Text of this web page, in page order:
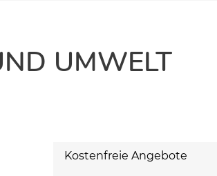
UMWELT
Kostenfreie Angebote